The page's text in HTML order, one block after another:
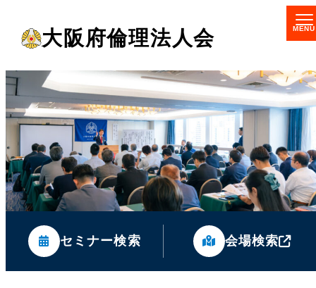
コ
ン
テ
ン
ツ
へ
大阪府倫理法人会
セミナー検索 会場検索